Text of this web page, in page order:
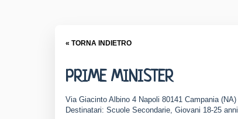
« TORNA INDIETRO
PRIME MINISTER
Via Giacinto Albino 4 Napoli 80141 Campania (NA)
Destinatari: Scuole Secondarie, Giovani 18-25 anni